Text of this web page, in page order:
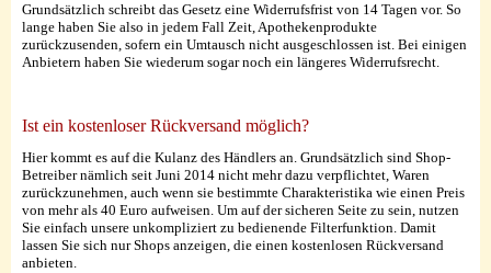
Grundsätzlich schreibt das Gesetz eine Widerrufsfrist von 14 Tagen vor. So
lange haben Sie also in jedem Fall Zeit, Apothekenprodukte
zurückzusenden, sofern ein Umtausch nicht ausgeschlossen ist. Bei einigen
Anbietern haben Sie wiederum sogar noch ein längeres Widerrufsrecht.
Ist ein kostenloser Rückversand möglich?
Hier kommt es auf die Kulanz des Händlers an. Grundsätzlich sind Shop-
Betreiber nämlich seit Juni 2014 nicht mehr dazu verpflichtet, Waren
zurückzunehmen, auch wenn sie bestimmte Charakteristika wie einen Preis
von mehr als 40 Euro aufweisen. Um auf der sicheren Seite zu sein, nutzen
Sie einfach unsere unkompliziert zu bedienende Filterfunktion. Damit
lassen Sie sich nur Shops anzeigen, die einen kostenlosen Rückversand
anbieten.